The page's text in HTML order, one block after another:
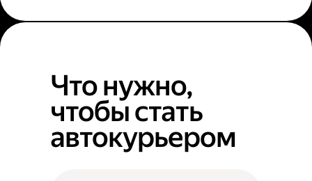
Что нужно,
чтобы стать
автокурьером